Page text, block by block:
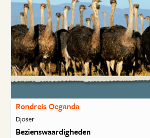
Rondreis Oeganda
Djoser
Bezienswaardigheden